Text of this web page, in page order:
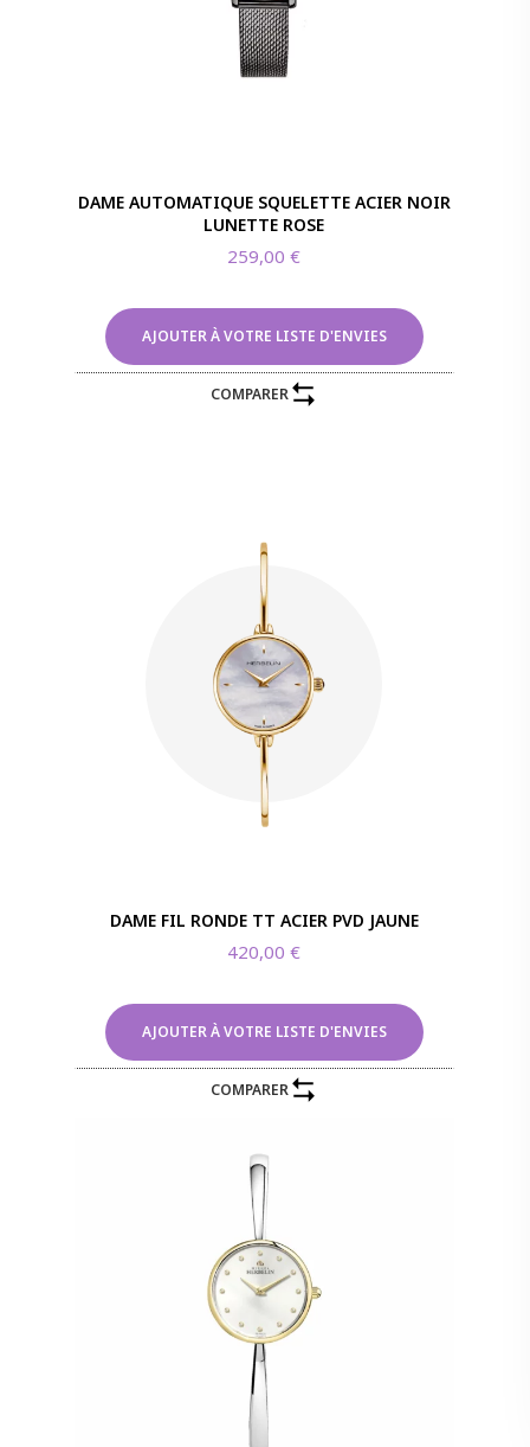
DAME AUTOMATIQUE SQUELETTE ACIER NOIR
LUNETTE ROSE
259,00€
AJOUTER À VOTRE LISTE D'ENVIES
COMPARER
DAME FIL RONDE TT ACIER PVD JAUNE
420,00€
AJOUTER À VOTRE LISTE D'ENVIES
COMPARER